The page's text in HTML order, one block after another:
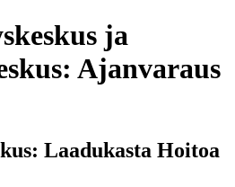
ja
Ajanvaraus
Laadukasta Hoitoa